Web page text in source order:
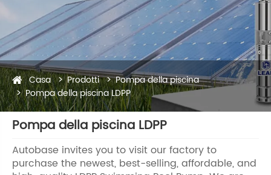
Casa Prodotti
Pompa della piscina
Pompa della piscina LDPP
Pompa della piscina LDPP
Autobase invites you to visit our factory to
purchase the newest, best-selling, affordable, and